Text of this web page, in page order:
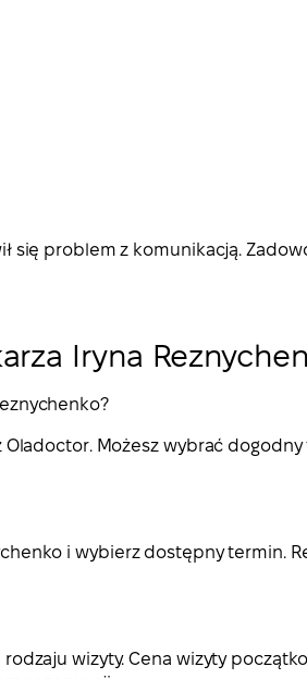
się problem z komunikacją.
Iryna
Możesz wybrać
i wybierz dostępny termin.
wizyty. Cena wizyty